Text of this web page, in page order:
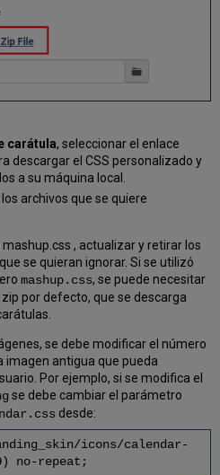
carátula, seleccionar el enlace
descargar el CSS personalizado y
a su máquina local.
archivos que se quiere
, actualizar y retirar los
se quieran ignorar. Si se utilizó
mashup.css, se puede necesitar
por defecto, que se descarga
se debe modificar el número
imagen antigua que pueda
Por ejemplo, si se modifica el
se debe cambiar el parámetro
desde:
icons/calendar-
) no-repeat;